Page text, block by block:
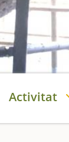
Activitat